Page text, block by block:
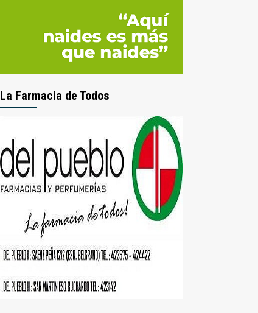
La Farmacia de Todos